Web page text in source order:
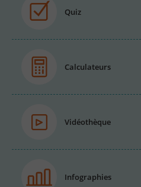
Quiz
Calculateurs
Vidéothèque
Infographies